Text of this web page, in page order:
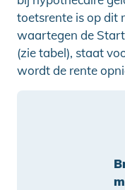
toetsrente is op dit
waartegen de
(zie tabel), staat
wordt de rente